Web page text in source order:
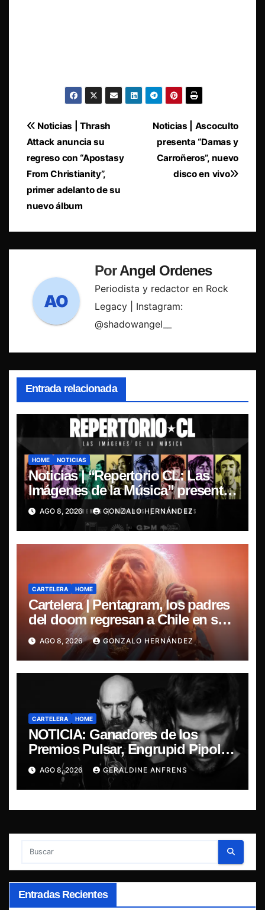
Navegación
de
entradas
Noticias | Ascoculto
presenta “Damas y
Carroñeros”, nuevo
disco en vivo
Noticias | Thrash
Attack anuncia su
regreso con “Apostasy
From Christianity”,
primer adelanto de su
nuevo álbum
PorAngel Ordenes
Periodista y redactor en Rock
Legacy | Instagram:
@shadowangel__
Entrada relacionada
HOME NOTICIAS
Noticias | “Repertorio CL: Las
Imágenes de la Música” presenta
la esencia del nuevo sonido
nacional
AGO 8, 2026 GONZALO HERNÁNDEZ
CARTELERA HOME
Cartelera | Pentagram, los padres
del doom regresan a Chile en su
última misa
AGO 8, 2026 GONZALO HERNÁNDEZ
CARTELERA HOME
NOTICIA: Ganadores de los
Premios Pulsar, Engrupid Pipol
presentan show exclusivo.
AGO 8, 2026 GERALDINE ANFRENS
Entradas Recientes